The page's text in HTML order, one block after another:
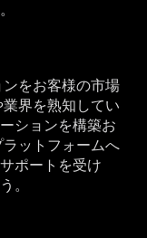
をお客様の市場
界を熟知してい
ションを構築お
ットフォームへ
ポートを受け
。